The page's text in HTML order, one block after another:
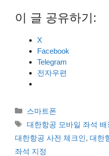
이 글 공유하기:
X
Facebook
Telegram
전자우편
카
테
고
리
스마트폰
태
그
대한항공 모바일 좌석 배
대한항공 사전 체크인, 대한
좌석 지정